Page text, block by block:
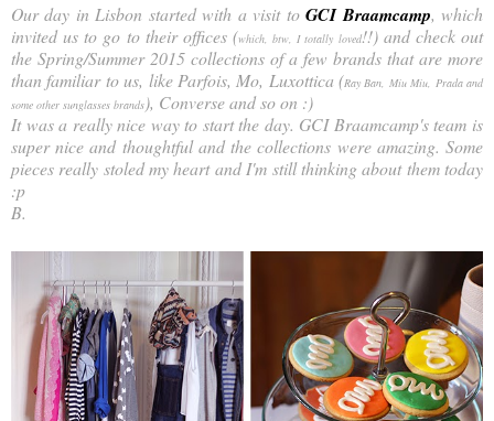
Our day in Lisbon started with a visit toGCI Braamcamp, which
invited us to go to their offices (which, btw, I totally loved!!) and check out
the Spring/Summer 2015 collections of a few brands that are more
than familiar to us, like Parfois, Mo, Luxottica (Ray Ban, Miu Miu, Prada and
some other sunglasses brands), Converse and so on :)
It was a really nice way to start the day. GCI Braamcamp's team is
super nice and thoughtful and the collections were amazing. Some
pieces really stoled my heart and I'm still thinking about them today
:p
B.